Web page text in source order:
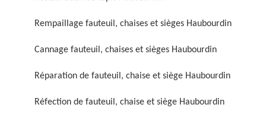
Rénovation de fauteuil,
Nettoyage de fauteuil,
Rempaillage fauteuil, chaises et sièges Haubourdin
Cannage fauteuil, chaises et sièges Haubourdin
Réparation de fauteuil, chaise et siège Haubourdin
Réfection de fauteuil, chaise et siège Haubourdin